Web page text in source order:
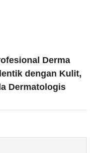
Derma
dengan Kulit,
Dermatologis